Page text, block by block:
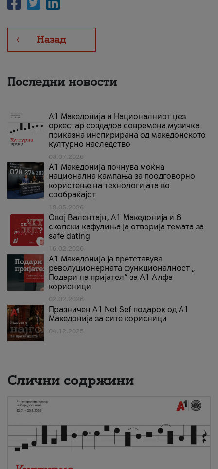
Назад
Последни новости
А1 Македонија и Националниот џез
оркестар создадоа современа музичка
приказна инспирирана од македонското
културно наследство
03.07.2026
A1 Македонија почнува моќна
национална кампања за поодговорно
користење на технологијата во
сообраќајот
18.05.2026
Овој Валентајн, A1 Македонија и 6
скопски кафулиња ја отворија темата за
safe dating
16.02.2026
А1 Македонија ја претставува
револуционерната функционалност „
Подари на пријател“ за А1 Алфа
корисници
02.02.2026
Празничен A1 Net Sеf подарок од А1
Македонија за сите корисници
04.12.2025
Слични содржини